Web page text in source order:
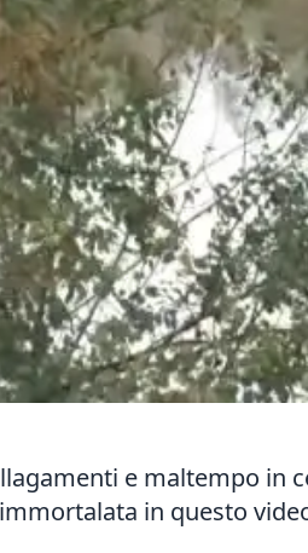
e maltempo in
in questo